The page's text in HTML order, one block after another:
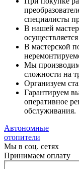
специалисты
В нашей
В мастерской
Мы
сложности на
Организуем
Гарантируем
оперативное
обслуживания.
Автономные
отопители
Мы в соц. сетях
Принимаем оплату